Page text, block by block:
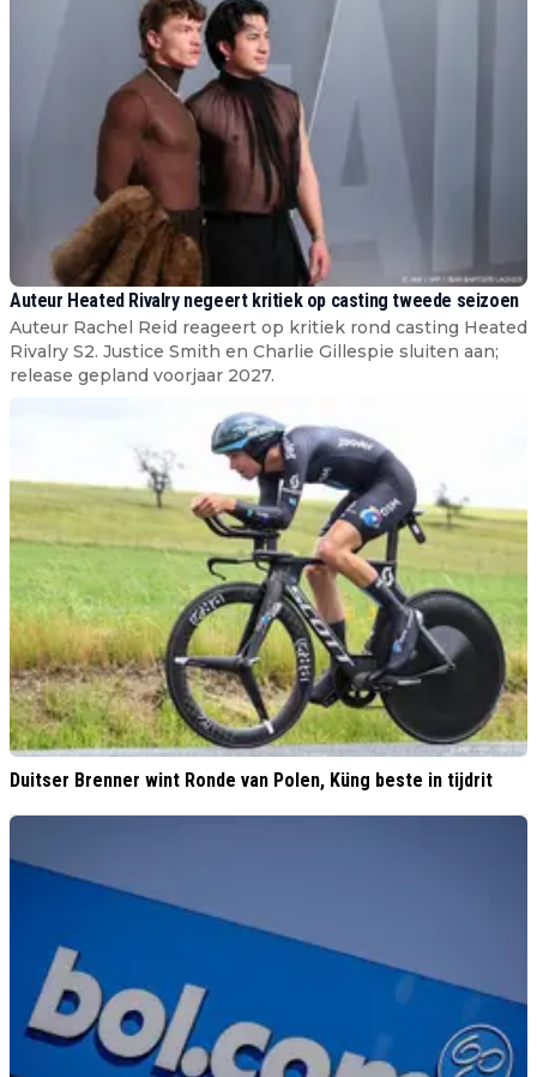
Auteur Heated Rivalry negeert kritiek op casting tweede seizoen
Auteur Rachel Reid reageert op kritiek rond casting Heated
Rivalry S2. Justice Smith en Charlie Gillespie sluiten aan;
release gepland voorjaar 2027.
Duitser Brenner wint Ronde van Polen, Küng beste in tijdrit